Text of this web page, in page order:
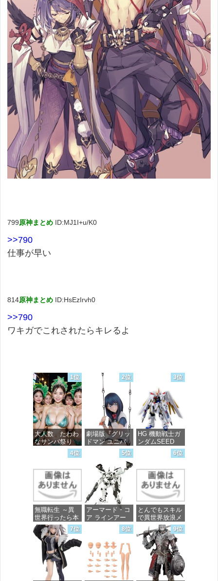
799原神まとめ ID:MJ1I+u/K0
>>790
仕事が早い
814原神まとめ ID:HsEzIrvh0
>>790
ワキガでこれされたらキレるよ
1位
大人数 たわわ
なサンバ祭り
価格：¥99
2位
劇場版『グリッ
ドマン ユニバ
ース』 宝多六
花 wall figure
1/7スケール プ
ラスチック製
塗装済み完成品
フィギュア
価格：¥13,756
3位
HG 機動戦士ガ
ンダムSEED
FREEDOM マ
イティーストラ
ガンダム 1/144
スケール 色分
け済みプラモデ
価格：¥4,800
4位
無職転生 ～異
世界行ったら本
気だす～ 20
(MFコミック
ス フラッパー
シリーズ)
価格：¥748
5位
アーマード・コ
ア ラインアー
ク ホワイト・
グリント 全高
約160mm 1/72
スケール プラ
モデル
価格：¥7,367
6位
とんでもスキル
で異世界放浪メ
シ 10 (ガルドコ
ミックス)
価格：¥726
7位 8位 9位